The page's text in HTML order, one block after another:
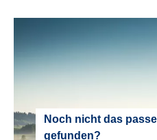
NABEN :
PEDALE :
Trekking Pedale mit
Noch nicht das
gefunden?